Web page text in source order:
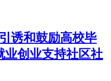
诱和鼓励高校毕
业创业支持社区社